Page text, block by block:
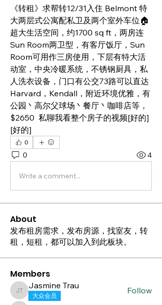
《转租》求帮转12/31入住 Belmont 特
大两层式公寓配私卫及两个室外车位🏠
超大生活空间，约1700 sq ft，两房连
Sun Room两卫型，有客厅饭厅，Sun
Room可用作三房使用，下层有特大活
动室，中央冷暖系统，不锈钢厨具，私
人洗衣设备，门口有公交73路可以直达
Harvard，Kendall，附近环境优雅，有
公园丶高尔父球场丶餐厅丶咖啡店等，
$2650  私聊我看整个房子的视频[好的]
[好的]
0
0 4
Write a comment...
About
发布租房需求，发布房源，找室友，转
租，短租，都可以加入到此板块。
Members
Jasmine Trau
Jasmine Trau
大众会员
Follow